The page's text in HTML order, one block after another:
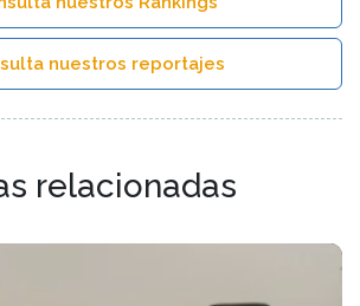
nuestros reportajes
relacionadas